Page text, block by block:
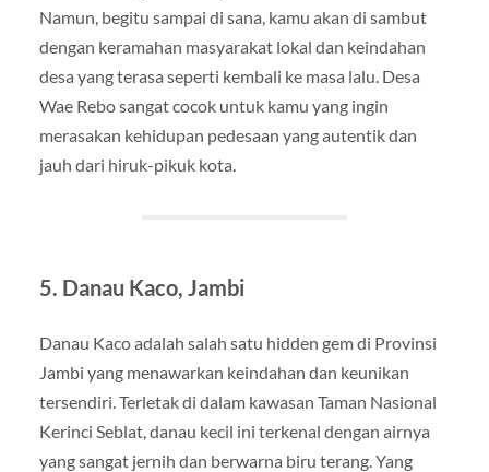
Namun, begitu sampai di sana, kamu akan di sambut
dengan keramahan masyarakat lokal dan keindahan
desa yang terasa seperti kembali ke masa lalu. Desa
Wae Rebo sangat cocok untuk kamu yang ingin
merasakan kehidupan pedesaan yang autentik dan
jauh dari hiruk-pikuk kota.
5. Danau Kaco, Jambi
Danau Kaco adalah salah satu hidden gem di Provinsi
Jambi yang menawarkan keindahan dan keunikan
tersendiri. Terletak di dalam kawasan Taman Nasional
Kerinci Seblat, danau kecil ini terkenal dengan airnya
yang sangat jernih dan berwarna biru terang. Yang